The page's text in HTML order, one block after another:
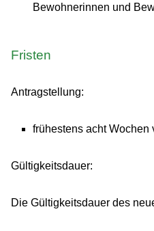
Bewohnerinnen und
Fristen
Antragstellung:
frühestens acht
Gültigkeitsdauer:
Die Gültigkeitsdauer des